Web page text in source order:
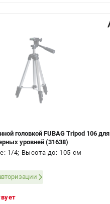
головкой FUBAG Tripod 106 для
уровней (31638)
1/4; Высота до: 105 см